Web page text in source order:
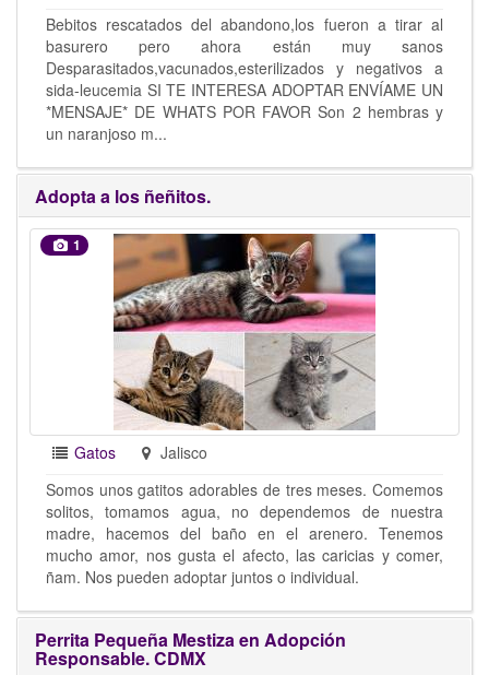
Bebitos rescatados del abandono,los fueron a tirar al
basurero pero ahora están muy sanos
Desparasitados,vacunados,esterilizados y negativos a
sida-leucemia SI TE INTERESA ADOPTAR ENVÍAME UN
*MENSAJE* DE WHATS POR FAVOR Son 2 hembras y
un naranjoso m...
Adopta a los ñeñitos.
1
Gatos
Jalisco
Somos unos gatitos adorables de tres meses. Comemos
solitos, tomamos agua, no dependemos de nuestra
madre, hacemos del baño en el arenero. Tenemos
mucho amor, nos gusta el afecto, las caricias y comer,
ñam. Nos pueden adoptar juntos o individual.
Perrita Pequeña Mestiza en Adopción
Responsable. CDMX